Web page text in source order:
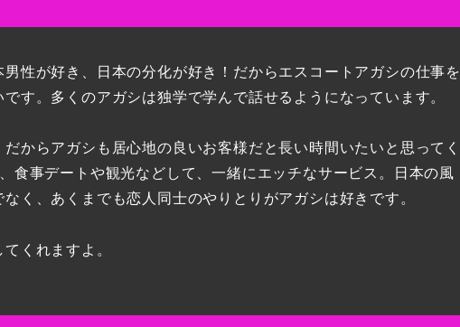
性が好き、日本の分化が好き！だからエスコートアガシの仕事を
す。多くのアガシは独学で学んで話せるようになっています。
からアガシも居心地の良いお客様だと長い時間いたいと思ってく
食事デートや観光などして、一緒にエッチなサービス。日本の風
く、あくまでも恋人同士のやりとりがアガシは好きです。
くれますよ。